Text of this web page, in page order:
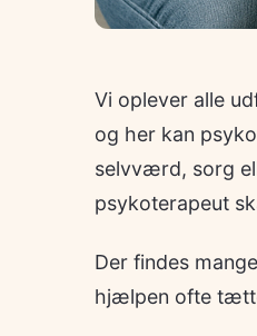
Vi oplever alle
og her kan
selvværd, sorg
psykoterapeut
Der findes
hjælpen ofte